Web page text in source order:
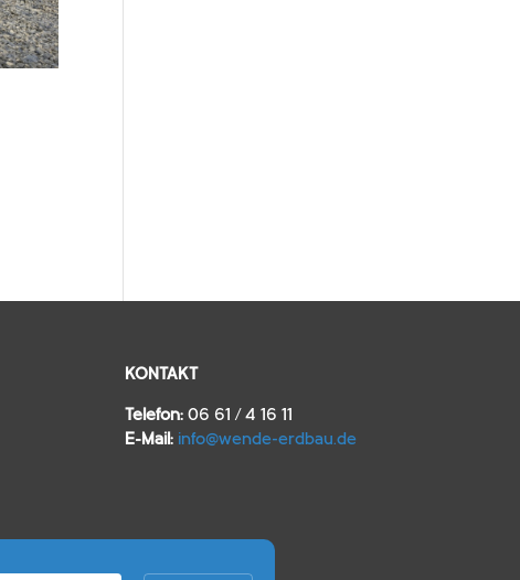
KONTAKT
Telefon: 06 61 / 4 16 11
E‑Mail: info@wende-erdbau.de